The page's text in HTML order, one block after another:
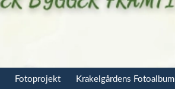
Fotoprojekt Krakelgårdens Fotoalbum